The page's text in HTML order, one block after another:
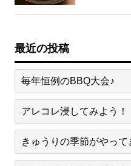
最近の投稿
毎年恒例のBBQ大会♪
アレコレ浸してみよう！
きゅうりの季節がやって